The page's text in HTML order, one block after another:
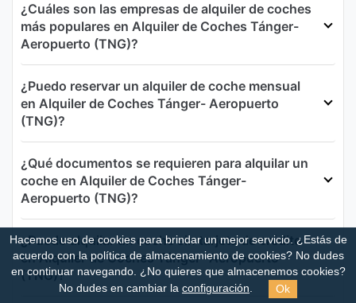
¿Cuáles son las empresas de alquiler de coches
más populares en Alquiler de Coches Tánger-
Aeropuerto (TNG)?
¿Puedo reservar un alquiler de coche mensual
en Alquiler de Coches Tánger- Aeropuerto
(TNG)?
¿Qué documentos se requieren para alquilar un
coche en Alquiler de Coches Tánger-
Aeropuerto (TNG)?
¿Puedo alquilar un coche sin tarjeta de crédito
en Alquiler de Coches Tánger- Aeropuerto
(TNG)?
Hacemos uso de cookies para brindar un mejor servicio. ¿Estás de
acuerdo con la política de almacenamiento de cookies? No dudes
en continuar navegando. ¿No quieres que almacenemos cookies?
No dudes en cambiar la configuración. Ok